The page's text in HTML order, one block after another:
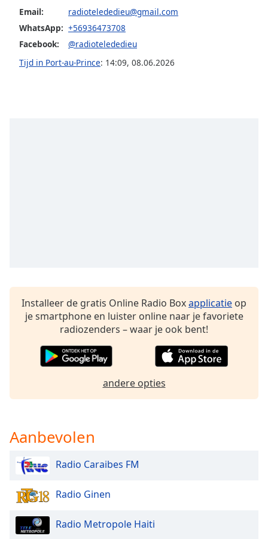
dialog
window.
Escape
cancel
Background
Opacity
Font
Edge
Email:
radiotelededieu@gmail.com
WhatsApp: +56936473708
Facebook:
@radiotelededieu
Tijd in Port-au-Prince: 14:09, 08.06.2026
Installeer de gratis Online Radio Boxapplicatie op
je smartphone en luister online naar je favoriete
radiozenders – waar je ook bent!
andere opties
Aanbevolen
Radio Caraibes FM
Radio Ginen
Radio Metropole Haiti